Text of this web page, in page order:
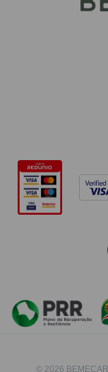
© 2026